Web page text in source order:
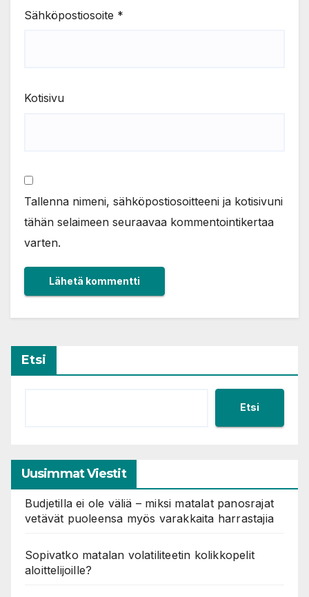
Sähköpostiosoite *
Kotisivu
Tallenna nimeni, sähköpostiosoitteeni ja kotisivuni
tähän selaimeen seuraavaa kommentointikertaa
varten.
Etsi
Etsi
Uusimmat Viestit
Budjetilla ei ole väliä – miksi matalat panosrajat
vetävät puoleensa myös varakkaita harrastajia
Sopivatko matalan volatiliteetin kolikkopelit
aloittelijoille?